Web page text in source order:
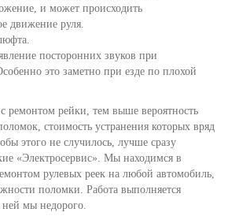
и может происходить
движение руля.
посторонних звуков при
это заметно при езде по плохой
ремонтом рейки, тем выше вероятность
стоимость устранения которых вряд
этого не случилось, лучше сразу
«Электросервис». Мы находимся в
рулевых реек на любой автомобиль,
поломки. Работа выполняется
ней мы недорого.